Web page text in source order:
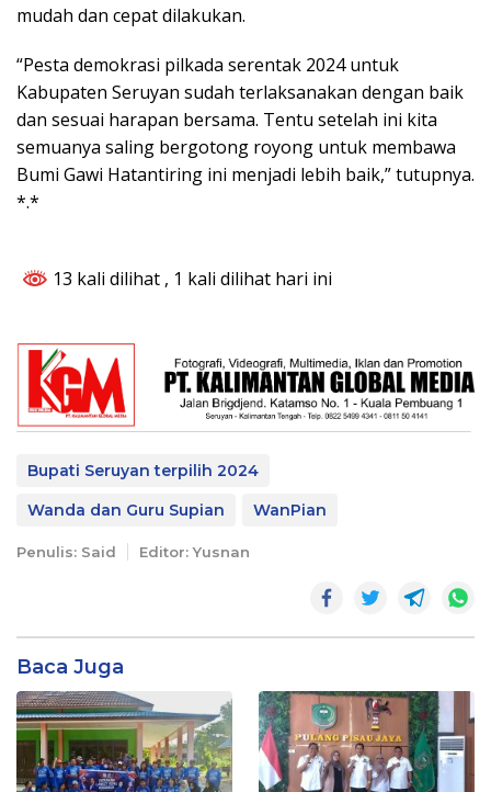
mudah dan cepat dilakukan.
“Pesta demokrasi pilkada serentak 2024 untuk
Kabupaten Seruyan sudah terlaksanakan dengan baik
dan sesuai harapan bersama. Tentu setelah ini kita
semuanya saling bergotong royong untuk membawa
Bumi Gawi Hatantiring ini menjadi lebih baik,” tutupnya.
*.*
13 kali dilihat , 1 kali dilihat hari ini
Bupati Seruyan terpilih 2024
Wanda dan Guru Supian
WanPian
Penulis: Said Editor: Yusnan
Baca Juga